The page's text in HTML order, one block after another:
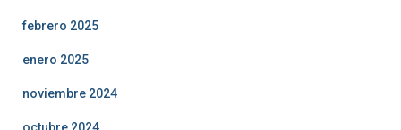
febrero 2025
enero 2025
noviembre 2024
octubre 2024